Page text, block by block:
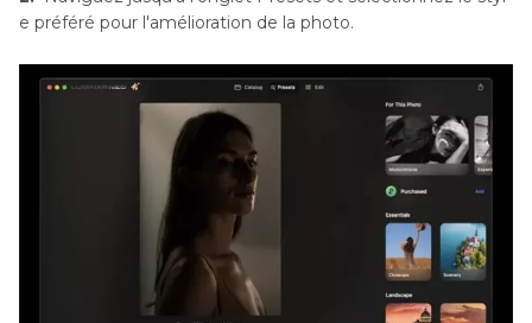
e préféré pour l'amélioration de la photo.